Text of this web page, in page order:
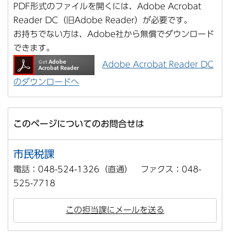
PDF形式のファイルを開くには、Adobe Acrobat
Reader DC（旧Adobe Reader）が必要です。
お持ちでない方は、Adobe社から無償でダウンロード
できます。
Adobe Acrobat Reader DC
のダウンロードへ
このページについてのお問合せは
市民税課
電話：048-524-1326（直通） ファクス：048-
525-7718
この担当課にメールを送る